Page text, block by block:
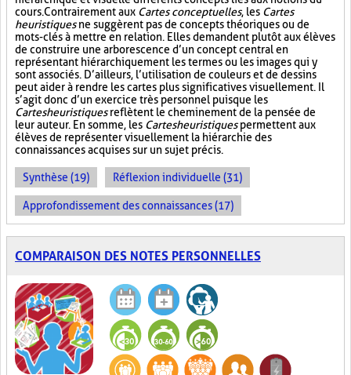
cours. Contrairement aux Cartes conceptuelles, les Cartes
heuristiquesne suggèrent pas de concepts théoriques ou de
mots-clés à mettre en relation. Elles demandent plutôt aux élèves
de construire une arborescence d’un concept central en
représentant hiérarchiquement les termes ou les images qui y
sont associés. D’ailleurs, l’utilisation de couleurs et de dessins
peut aider à rendre les cartes plus significatives visuellement. Il
s’agit donc d’un exercice très personnel puisque les
Cartes heuristiquesreflètent le cheminement de la pensée de
leur auteur. En somme, les Cartes heuristiquespermettent aux
élèves de représenter visuellement la hiérarchie des
connaissances acquises sur un sujet précis.
Synthèse (19) Réflexion individuelle (31)
Approfondissement des connaissances (17)
COMPARAISON DES NOTES PERSONNELLES